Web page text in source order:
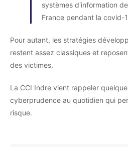
systèmes d'information
France pendant la covid-
Pour autant, les stratégies
restent assez classiques et
des victimes.
La CCI Indre vient rappeler
cyberprudence au quotidien qui
risque.